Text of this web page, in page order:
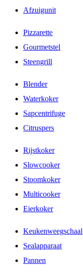
Afzuigunit
Pizzarette
Gourmetstel
Steengrill
Blender
Waterkoker
Sapcentrifuge
Citruspers
Rijstkoker
Slowcooker
Stoomkoker
Multicooker
Eierkoker
Keukenweegschaal
Sealapparaat
Pannen